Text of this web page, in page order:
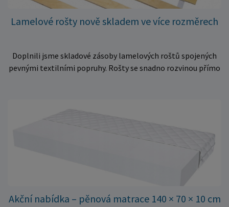
Lamelové rošty nově skladem ve více rozměrech
Doplnili jsme skladové zásoby lamelových roštů spojených
pevnými textilními popruhy. Rošty se snadno rozvinou přímo
množství kusů, proto můžeme objednávky rychle expedovat.
podklad za výhodnou cenu.
Akční nabídka – pěnová matrace 140 × 70 × 10 cm